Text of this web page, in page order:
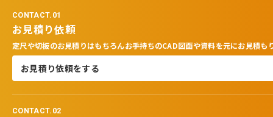
CONTACT.01
お見積り依頼
定尺や切板のお見積りはもちろんお手持ちのCAD図面や資料を元にお見積も
お見積り依頼をする
CONTACT.02